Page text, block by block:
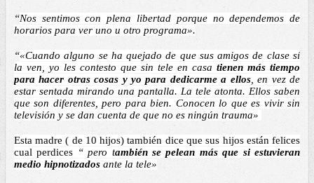
“Nos sentimos con plena libertad porque no dependemos de
horarios para ver uno u otro programa».
“«Cuando alguno se ha quejado de que sus amigos de clase sí
la ven, yo les contesto que sin tele en casa tienen más tiempo
para hacer otras cosas y yo para dedicarme a ellos, en vez de
estar sentada mirando una pantalla. La tele atonta. Ellos saben
que son diferentes, pero para bien. Conocen lo que es vivir sin
televisión y se dan cuenta de que no es ningún trauma»
Esta madre ( de 10 hijos) también dice que sus hijos están felices
cual perdices “ pero también se pelean más que si estuvieran
medio hipnotizados ante la tele»